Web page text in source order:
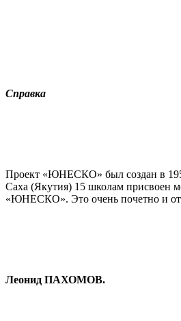
Справка
Проект «ЮНЕСКО» был создан в
Саха (Якутия) 15 школам присвоен
«ЮНЕСКО». Это очень почетно и
Леонид ПАХОМОВ.